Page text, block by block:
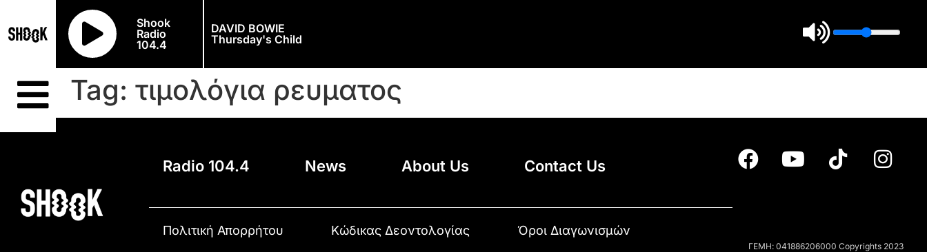
Shook
Radio
104.4
DAVID BOWIE
Thursday's Child
Tag: τιμολόγια ρευματος
Radio 104.4 News About Us Contact Us
Πολιτική Απορρήτου Κώδικας Δεοντολογίας Όροι Διαγωνισμών
ΓΕΜΗ: 041886206000 Copyrights 2023